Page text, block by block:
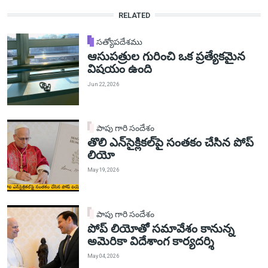
RELATED
సత్యోపదేశము
ఆసుపత్రుల గురించి ఒక ప్రత్యేకమైన
విషయం ఉంది
Jun 22, 2026
పాపు గారి సందేశం
తొలి ఎన్‌సైక్లికల్‌పై సంతకం చేసిన పోప్
లియో
May 19, 2026
పాపు గారి సందేశం
పోప్ లియోతో సమావేశం కానున్న
అమెరికా విదేశాంగ కార్యదర్శి
May 04, 2026